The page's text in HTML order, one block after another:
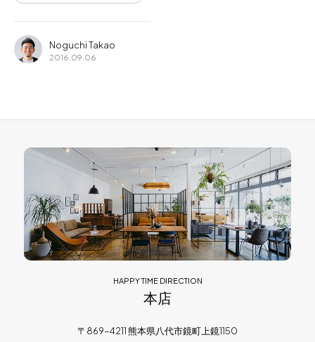
Noguchi Takao
2016.09.06
HAPPY TIME DIRECTION
本店
〒869-4211 熊本県八代市鏡町上鏡1150